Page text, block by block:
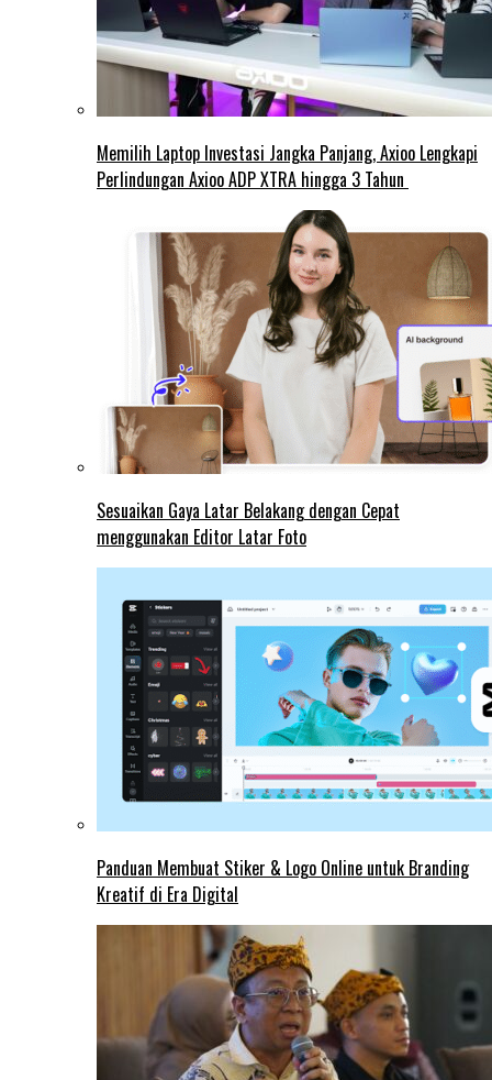
Memilih Laptop Investasi Jangka Panjang, Axioo Lengkapi
Perlindungan Axioo ADP XTRA hingga 3 Tahun
Sesuaikan Gaya Latar Belakang dengan Cepat
menggunakan Editor Latar Foto
Panduan Membuat Stiker & Logo Online untuk Branding
Kreatif di Era Digital